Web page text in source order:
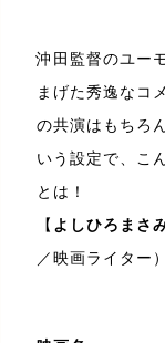
沖田監督のユー
まげた秀逸なコ
の共演はもちろ
いう設定で、こ
とは！
【 よしひろまさ
／映画ライター）